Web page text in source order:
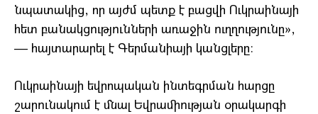
նպատակից, որ այժմ պետք է բացվի Ուկրաինայի
հետ բանակցությունների առաջին ուղղությունը»,
— հայտարարել է Գերմանիայի կանցլերը։
Ուկրաինայի եվրոպական ինտեգրման հարցը
շարունակում է մնալ Եվրամիության օրակարգի